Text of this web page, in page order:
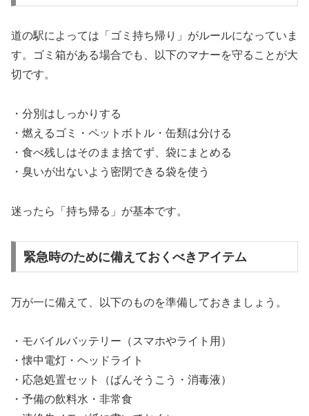
道の駅によっては「ゴミ持ち帰り」がルールになっていま
す。ゴミ箱がある場合でも、以下のマナーを守ることが大
切です。
・分別はしっかりする
・燃えるゴミ・ペットボトル・缶類は分ける
・食べ残しはそのまま捨てず、袋にまとめる
・臭いが出ないよう密閉できる袋を使う
迷ったら「持ち帰る」が基本です。
緊急時のために備えておくべきアイテム
万が一に備えて、以下のものを準備しておきましょう。
・モバイルバッテリー（スマホやライト用）
・懐中電灯・ヘッドライト
・応急処置セット（ばんそうこう・消毒液）
・予備の飲料水・非常食